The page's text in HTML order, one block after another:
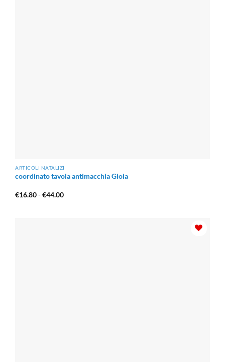
ARTICOLI NATALIZI
coordinato tavola antimacchia Gioia
€16.80-€44.00Fascia